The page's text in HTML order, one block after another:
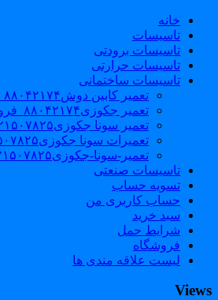
خانه
تاسیسات
تاسیسات برودتی
تاسیسات حرارتی
تاسیسات ساختمانی
تعمیر کابین دوش۸۸۰۴۲۱۷۴_فروش کابین دوش
تعمیر جکوزی۸۸۰۴۲۱۷۴_فروش وان_جکوزی
تعمیر سونا جکوزی۰۹۱۲۱۵۰۷۸۲۵#| Sauna | Jacuzzi
تعمیرات سونا جکوزی۰۹۱۲۱۵۰۷۸۲۵_تعمیر سونا بخار
تعمیر-سونا-جکوزی۰۹۱۲۱۵۰۷۸۲۵-sauna-jacuzzi
تاسیسات صنعتی
تسویه حساب
حساب کاربری من
سبد خرید
شرایط حمل
فروشگاه
لیست علاقه مندی ها